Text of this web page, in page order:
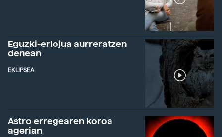
Eguzki-erlojua aurreratzen
denean
EKLIPSEA
Astro erregearen koroa
agerian